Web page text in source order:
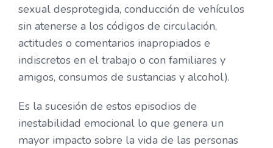
sexual desprotegida, conducción de vehículos
sin atenerse a los códigos de circulación,
actitudes o comentarios inapropiados e
indiscretos en el trabajo o con familiares y
amigos, consumos de sustancias y alcohol).
Es la sucesión de estos episodios de
inestabilidad emocional lo que genera un
mayor impacto sobre la vida de las personas